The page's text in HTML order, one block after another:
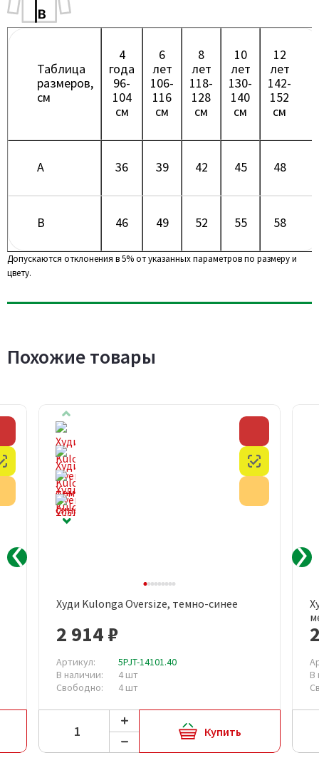
Таблица
размеров,
см
4
года
96-
104
см
6
лет
106-
116
см
8
лет
118-
128
см
10
лет
130-
140
см
12
лет
142-
152
см
A 36 39 42 45 48
B 46 49 52 55 58
Допускаются отклонения в 5% от указанных параметров по размеру и
цвету.
Похожие товары
Честный знак
Худи Kulonga Oversize, темно-синее
2 914 ₽
Артикул:
5PJT-14101.40
В наличии:
4 шт
Свободно:
4 шт
Купить
В